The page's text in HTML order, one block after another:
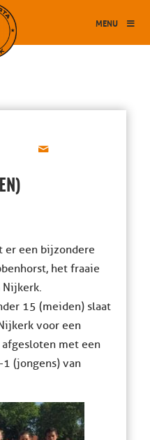
MENU
er een bijzondere
het fraaie
Nijkerk.
15 (meiden) slaat
voor een
met een
(jongens) van